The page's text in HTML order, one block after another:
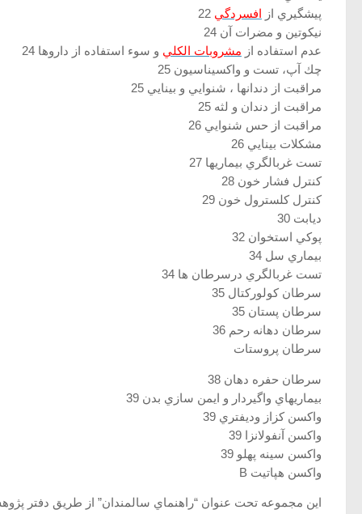
پيشگيري از
افسردگي
نيكوتين و مضرات آن 24
عدم استفاده از مشروبات الكلي و سوء استفاده از داروها 24
چك آپ، تست و واكسيناسيون 25
مراقبت از دندانها ، شنوايي و بينايي 25
مراقبت از دندان و لثه 25
مراقبت از حس شنوايي 26
مشكلات بينايي 26
تست غربالگري بيماريها 27
كنترل فشار خون 28
كنترل كلسترول خون 29
ديابت 30
پوكي استخوان 32
بيماري سل 34
تست غربالگري درسرطان ها 34
سرطان كولوركتال 35
سرطان پستان 35
سرطان دهانه رحم 36
سرطان پروستات
سرطان حفره دهان 38
بيماريهاي واگيردار و ايمن سازي بدن 39
واكسن كزاز وديفتري 39
واكسن آنفولانزا 39
واكسن سينه پهلو 39
واكسن هپاتيت B
اين مجموعه تحت عنوان “راهنماي سالمندان” از طريق دفتر